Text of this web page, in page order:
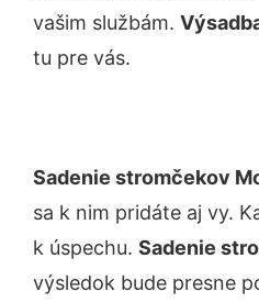
vašim službám.
tu pre vás.
Sadenie stromčekov
sa k nim pridáte aj vy.
k úspechu. Sadenie
výsledok bude presne